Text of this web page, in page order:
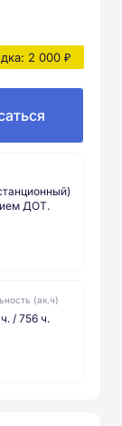
2 000 ₽
ДОТ.
(ак.ч)
/ 756 ч.